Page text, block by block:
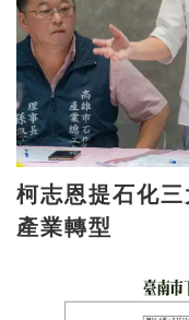
柯志恩提石化三大主張 籲降
產業轉型